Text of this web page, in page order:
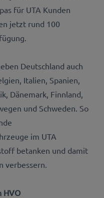
für UTA Kunden
jetzt rund 100
Deutschland auch
Italien, Spanien,
Dänemark, Finnland,
und Schweden. So
im UTA
betanken und damit
verbessern.
HVO